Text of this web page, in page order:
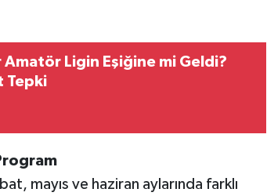
Ligin Eşiğine mi Geldi?
Tepki
mayıs ve haziran aylarında farklı